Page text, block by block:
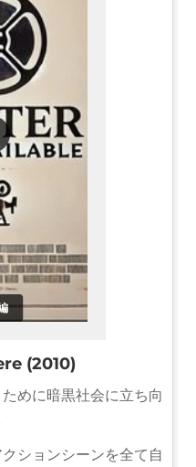
(2010)
めに暗黒社会に立ち向
ションシーンを全て自